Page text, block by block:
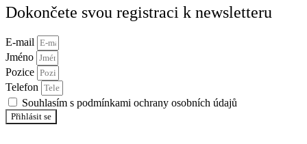
Dokončete svou registraci k newsletteru
E-mail
Jméno
Pozice
Telefon
Souhlasím s podmínkami ochrany osobních údajů
Přihlásit se